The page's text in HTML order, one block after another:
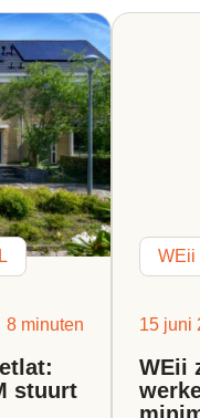
8 minuten
stuurt
WEii
15 juni
WEii